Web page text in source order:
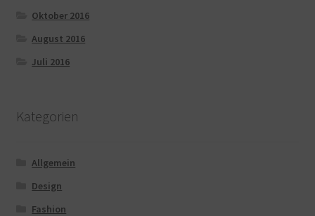
Oktober 2016
August 2016
Juli 2016
Kategorien
Allgemein
Design
Fashion